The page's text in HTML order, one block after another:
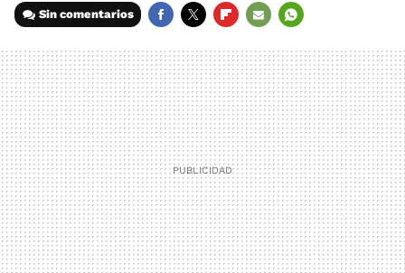
Sin comentarios
MAIL